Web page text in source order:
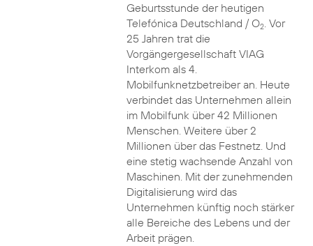
Geburtsstunde der heutigen
Telefónica Deutschland / O2. Vor
25 Jahren trat die
Vorgängergesellschaft VIAG
Interkom als 4.
Mobilfunknetzbetreiber an. Heute
verbindet das Unternehmen allein
im Mobilfunk über 42 Millionen
Menschen. Weitere über 2
Millionen über das Festnetz. Und
eine stetig wachsende Anzahl von
Maschinen. Mit der zunehmenden
Digitalisierung wird das
Unternehmen künftig noch stärker
alle Bereiche des Lebens und der
Arbeit prägen.